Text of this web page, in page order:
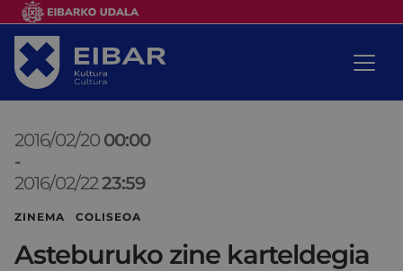
2016/02/20 00:00
-
2016/02/2223:59
ZINEMA COLISEOA
Asteburuko zine karteldegia